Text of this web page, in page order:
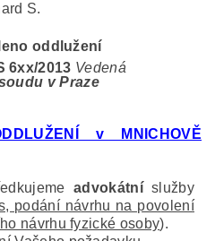
S.
oddlužení
6xx/2013 Vedená
v Praze
v MNICHOVĚ
advokátníslužby
podání návrhu na povolení
návrhu fyzické osoby).